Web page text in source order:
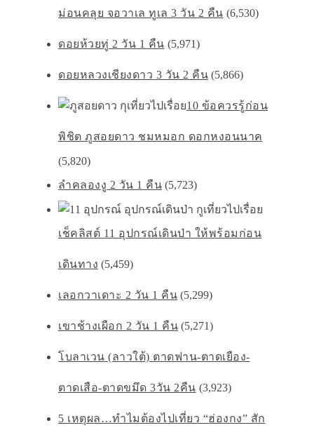
ม่อนคลุย จอวาเล ทูเล 3 วัน 2 คืน (6,530)
ดอยห้วยทู่ 2 วัน 1 คืน (5,971)
ดอยหลวงเชียงดาว 3 วัน 2 คืน (5,866)
10 ข้อควรรู้ก่อน
พิชิต ภูสอยดาว ชมหมอก ดอกหงอนนาค
(5,820)
ลำคลองงู 2 วัน 1 คืน (5,723)
เช็คลิสต์ 11 อุปกรณ์เดินป่า ให้พร้อมก่อน
เดินทาง (5,459)
เลอกวาเดาะ 2 วัน 1 คืน (5,299)
เขาช้างเผือก 2 วัน 1 คืน (5,271)
โบลาเวน (ลาวใต้) ตาดฟาน-ตาดเยือง-
ตาดเสือ-ตาดขมึด 3วัน 2คืน (3,923)
5 เหตุผล…ทำไมต้องไปเที่ยว “ฮ่องกง” สัก